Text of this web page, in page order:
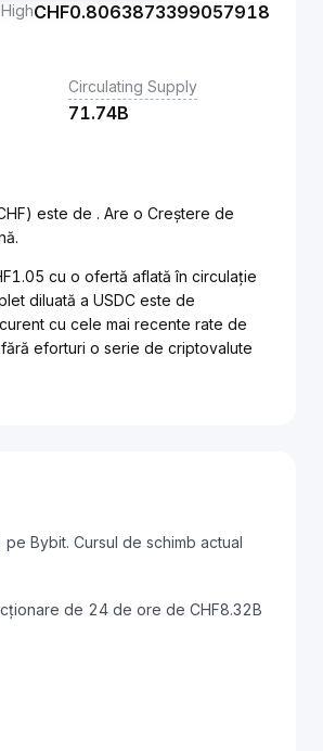
CHF0.8063873399057918
Circulating Supply
71.74B
este de . Are o Creștere de
cu o ofertă aflată în circulație
diluată a USDC este de
cu cele mai recente rate de
eforturi o serie de criptovalute
Bybit. Cursul de schimb actual
de 24 de ore de CHF8.32B